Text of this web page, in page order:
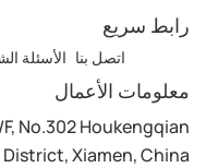
رابط سريع
الأسئلة اتصل بنا
معلومات الأعمال
No.302 Houkengqian
Xiamen, China